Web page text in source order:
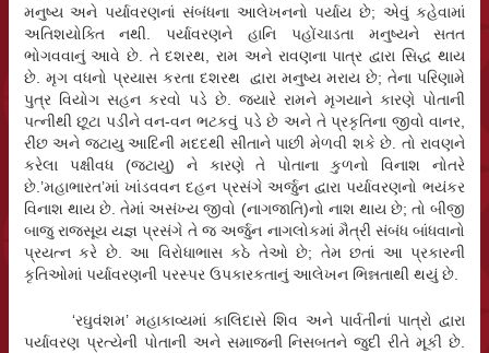
મનુષ્ય અને પર્યાવરણનાં સંબંધના આલેખનનો પર્યાય છે; એવું કહેવામાં
અતિશયોક્તિ નથી. પર્યાવરણને હાનિ પહોંચાડતા મનુષ્યને સતત
ભોગવવાનું આવે છે. તે દશરથ, રામ અને રાવણના પાત્ર દ્વારા સિદ્ધ થાય
છે. મૃગ વધનો પ્રયાસ કરતા દશરથ દ્વારા મનુષ્ય મરાય છે; તેના પરિણામે
પુત્ર વિયોગ સહન કરવો પડે છે. જ્યારે રામને મૃગયાને કારણે પોતાની
પત્નીથી છૂટા પડીને વન-વન ભટકવું પડે છે અને તે પ્રકૃતિના જીવો વાનર,
રીંછ અને જટાયુ આદિની મદદથી સીતાને પાછી મેળવી શકે છે. તો રાવણને
કરેલા પક્ષીવધ (જટાયુ) ને કારણે તે પોતાના કુળનો વિનાશ નોતરે
છે.’મહાભારત’માં ખાંડવવન દહન પ્રસંગે અર્જુન દ્વારા પર્યાવરણનો ભયંકર
વિનાશ થાય છે. તેમાં અસંખ્ય જીવો (નાગજાતિ)નો નાશ થાય છે; તો બીજી
બાજુ રાજસૂય યજ્ઞ પ્રસંગે તે જ અર્જુન નાગલોકમાં મૈત્રી સંબંધ બાંધવાનો
પ્રયત્ન કરે છે. આ વિરોધાભાસ કઠે તેઓ છે; તેમ છતાં આ પ્રકારની
કૃતિઓમાં પર્યાવરણની પરસ્પર ઉપકારકતાનું આલેખન ભિન્નતાથી થયું છે.
‘રઘુવંશમ’ મહાકાવ્યમાં કાલિદાસે શિવ અને પાર્વતીનાં પાત્રો દ્વારા
પર્યાવરણ પ્રત્યેની પોતાની અને સમાજની નિસબતને જુદી રીતે મૂકી છે.